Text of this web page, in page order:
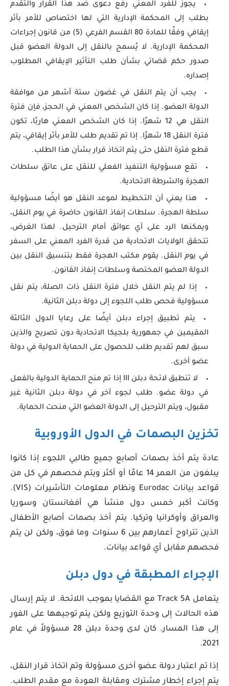
يجوز للفرد المعني رفع دعوى ضد هذا القرار والتقدم
بطلب إلى المحكمة الإدارية التي لها اختصاص للأمر بأثر
إيقافي وفقًا للمادة 80 القسم الفرعي (5) من قانون إجراءات
المحكمة الإدارية. لا يُسمح بالنقل إلى الدولة العضو قبل
صدور حكم قضائي بشأن طلب التأثير الإيقافي المطلوب
إصداره.
يجب أن يتم النقل في غضون ستة أشهر من موافقة
الدولة العضو. إذا كان الشخص المعني في الحجز، فإن فترة
النقل هي 12 شهرًا. إذا كان الشخص المعني هاربًا، تكون
فترة النقل 18 شهرًا. إذا تم تقديم طلب للأمر بأثر إيقافي، يتم
قطع فترة النقل حتى يتم اتخاذ قرار بشأن هذا الطلب.
تقع مسؤولية التنفيذ الفعلي للنقل على عاتق سلطات
الهجرة والشرطة الاتحادية.
هذا يعني أن التخطيط لموعد النقل هو أيضًا مسؤولية
سلطة الهجرة. سلطات إنفاذ القانون حاضرة في يوم النقل،
ويمكنها الرد على أي عوائق أمام الترحيل. لهذا الغرض،
تتحقق الولايات الاتحادية من قدرة الفرد المعني على السفر
في يوم النقل. يقوم مكتب الهجرة فقط بتنسيق النقل بين
الدولة العضو المختصة وسلطات إنفاذ القانون.
إذا لم يتم النقل خلال فترة النقل ذات الصلة، يتم نقل
مسؤولية فحص طلب اللجوء إلى دولة دبلن الثانية.
يتم تطبيق إجراء دبلن أيضًا على رعايا الدول الثالثة
المقيمين في جمهورية بلجيكا الاتحادية دون تصريح والذين
سبق لهم تقديم طلب للحصول على الحماية الدولية في دولة
عضو أخرى.
لا تنطبق لائحة دبلن III إذا تم منح الحماية الدولية بالفعل
في دولة عضو. طلب لجوء آخر في دولة دبلن الثانية غير
مقبول، ويتم الترحيل إلى الدولة العضو التي منحت الحماية.
تخزين البصمات في الدول الأوروبية
عادة يتم أخذ بصمات أصابع جميع طالبي اللجوء إذا كانوا
يبلغون من العمر 14 عامًا أو أكثر ويتم فحصهم في كل من
قواعد بيانات Eurodac ونظام معلومات التأشيرات (VIS).
وكانت أكبر خمس دول منشأ هي أفغانستان وسوريا
والعراق وأوكرانيا وتركيا. يتم أخذ بصمات أصابع الأطفال
الذين تتراوح أعمارهم بين 6 سنوات وما فوق، ولكن لن يتم
فحصهم مقابل أي قواعد بيانات.
الإجراء المطبقة في دول دبلن
يتعامل Track 5A مع القضايا بموجب اللائحة. لا يتم إرسال
هذه الحالات إلى وحدة التوزيع ولكن يتم توجيهها على الفور
إلى هذا المسار. كان لدى وحدة دبلن 28 مسؤولاً في عام
2021.
إذا تم اعتبار دولة عضو أخرى مسؤولة وتم اتخاذ قرار النقل،
يتم إجراء إخطار مشترك ومقابلة العودة مع مقدم الطلب.